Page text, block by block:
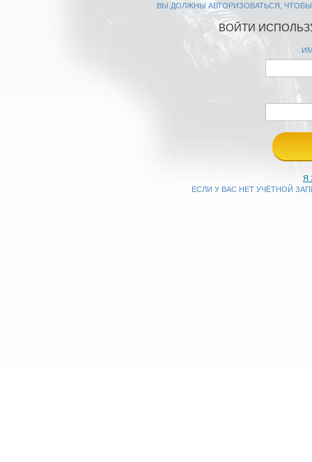
ВЫ ДОЛЖНЫ АВТОРИЗОВАТЬСЯ,
ВОЙТИ
Я
ЕСЛИ У ВАС НЕТ УЧЁТНОЙ